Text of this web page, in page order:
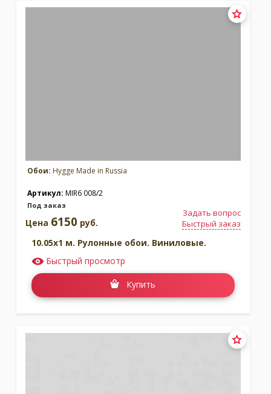
Обои: Hygge Made in Russia
Артикул: MIR6 008/2
Под заказ
Задать вопрос
Быстрый заказ
Цена 6150 руб.
10.05x1 м. Рулонные обои. Виниловые.
Быстрый просмотр
Купить